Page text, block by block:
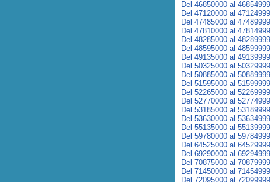
Del 46850000 al 46854999
Del 47120000 al 47124999
Del 47485000 al 47489999
Del 47810000 al 47814999
Del 48285000 al 48289999
Del 48595000 al 48599999
Del 49135000 al 49139999
Del 50325000 al 50329999
Del 50885000 al 50889999
Del 51595000 al 51599999
Del 52265000 al 52269999
Del 52770000 al 52774999
Del 53185000 al 53189999
Del 53630000 al 53634999
Del 55135000 al 55139999
Del 59780000 al 59784999
Del 64525000 al 64529999
Del 69290000 al 69294999
Del 70875000 al 70879999
Del 71450000 al 71454999
Del 72095000 al 72099999